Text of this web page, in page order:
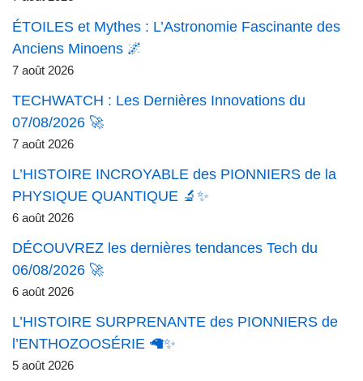
ÉTOILES et Mythes : L’Astronomie Fascinante des
Anciens Minoens 🌌
7 août 2026
TECHWATCH : Les Dernières Innovations du
07/08/2026 🚀
7 août 2026
L’HISTOIRE INCROYABLE des PIONNIERS de la
PHYSIQUE QUANTIQUE 🔬✨
6 août 2026
DÉCOUVREZ les dernières tendances Tech du
06/08/2026 🚀
6 août 2026
L’HISTOIRE SURPRENANTE des PIONNIERS de
l’ENTHOZOOSÉRIE 🦙✨
5 août 2026